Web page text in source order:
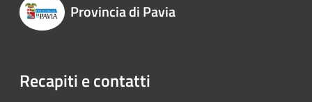
Provincia di Pavia
Recapiti e contatti